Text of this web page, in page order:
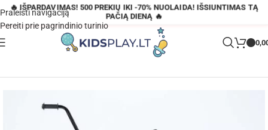
Praleisti navigaciją
Pereiti prie pagrindinio turinio
🔥 IŠPARDAVIMAS! 500 PREKIŲ IKI -70% NUOLAIDA! IŠSIUNTIMAS TĄ
PAČIĄ DIENĄ 🔥
Parduotuvė Vaikiškas dviratis Tomabike 14 colių ratais